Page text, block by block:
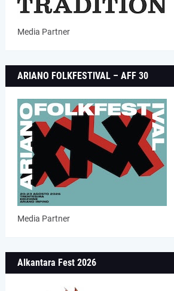
Media Partner
ARIANO FOLKFESTIVAL – AFF 30
Media Partner
Alkantara Fest 2026